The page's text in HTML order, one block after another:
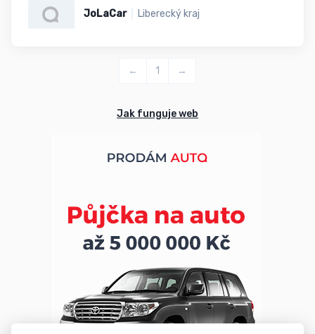
JoLaCar Liberecký kraj
← 1 →
Jak funguje web